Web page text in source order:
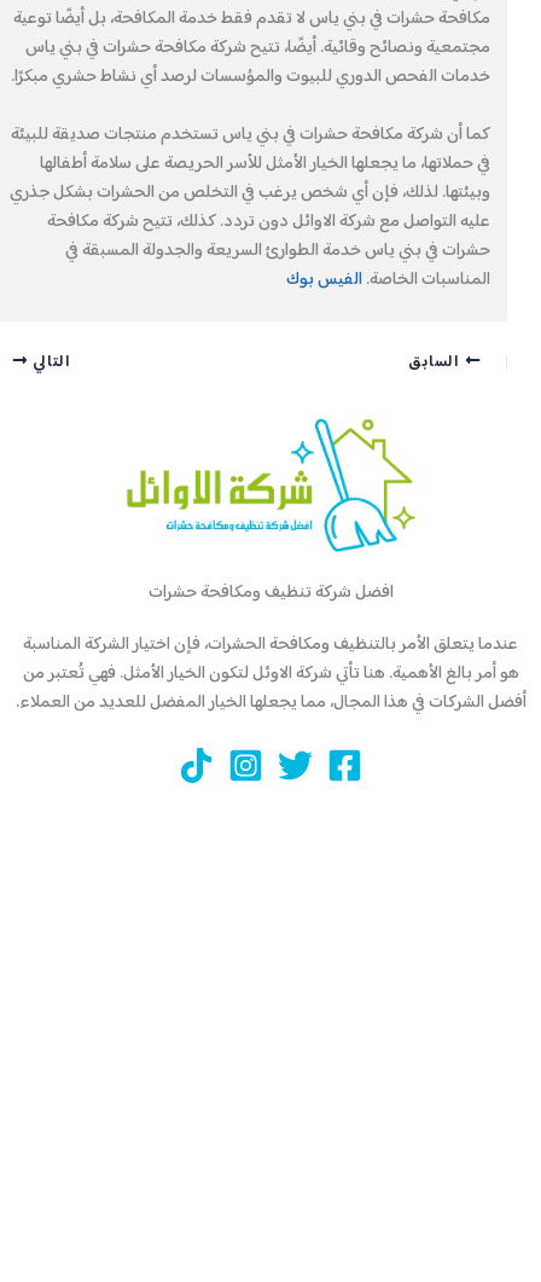
مكافحة حشرات في بني ياس لا تقدم فقط خدمة المكافحة، بل أيضًا توعية
مجتمعية ونصائح وقائية. أيضًا، تتيح شركة مكافحة حشرات في بني ياس
خدمات الفحص الدوري للبيوت والمؤسسات لرصد أي نشاط حشري مبكرًا.
كما أن شركة مكافحة حشرات في بني ياس تستخدم منتجات صديقة للبيئة
في حملاتها، ما يجعلها الخيار الأمثل للأسر الحريصة على سلامة أطفالها
وبيئتها. لذلك، فإن أي شخص يرغب في التخلص من الحشرات بشكل جذري
عليه التواصل مع شركة الاوائل دون تردد. كذلك، تتيح شركة مكافحة
حشرات في بني ياس خدمة الطوارئ السريعة والجدولة المسبقة في
المناسبات الخاصة.الفيس بوك
السابق التالي
افضل شركة تنظيف ومكافحة حشرات
عندما يتعلق الأمر بالتنظيف ومكافحة الحشرات، فإن اختيار الشركة المناسبة
هو أمر بالغ الأهمية. هنا تأتي شركة الاوئل لتكون الخيار الأمثل. فهي تُعتبر من
أفضل الشركات في هذا المجال، مما يجعلها الخيار المفضل للعديد من العملاء.